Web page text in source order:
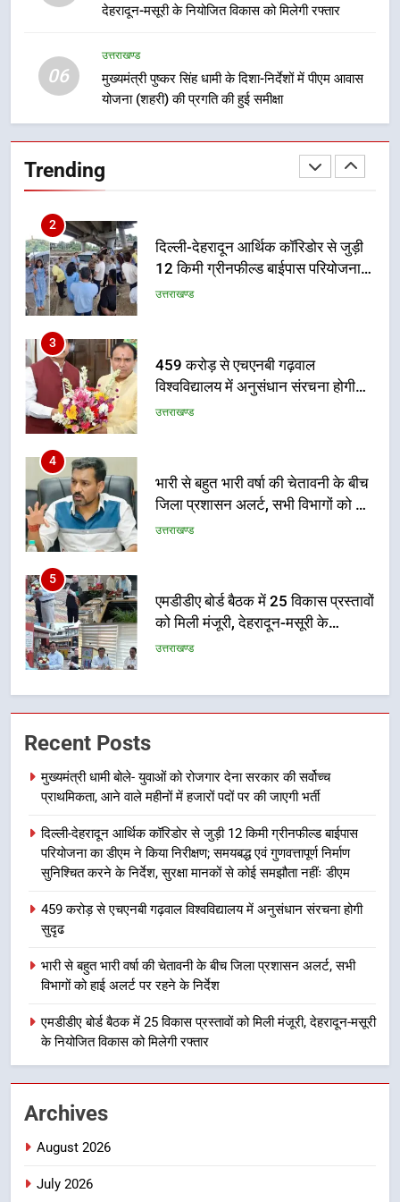
देहरादून-मसूरी के नियोजित विकास को मिलेगी रफ्तार
06
उत्तराखण्ड
मुख्यमंत्री पुष्कर सिंह धामी के दिशा-निर्देशों में पीएम आवास
योजना (शहरी) की प्रगति की हुई समीक्षा
Trending
उत्तराखण्ड
1
मुख्यमंत्री धामी बोले- युवाओं को रोजगार
देना सरकार की सर्वोच्च प्राथमिकता, आने
वाले महीनों में हजारों पदों पर की जाएगी
2
का डीएम ने किया निरीक्षण; समयबद्ध एवं
गुणवत्तापूर्ण निर्माण सुनिश्चित करने के
निर्देश, सुरक्षा मानकों से कोई समझौता
उत्तराखण्ड
3
सुदृढ
उत्तराखण्ड
4
अलर्ट पर रहने के निर्देश
उत्तराखण्ड
5
नियोजित विकास को मिलेगी रफ्तार
उत्तराखण्ड
6
में पीएम आवास योजना (शहरी) की प्रगति
की हुई समीक्षा
7
बैरागीवाला हत्याकांड के फरार चल रहे
गिरफ्तार
उत्तराखण्ड
भारी बारिश का अलर्ट! 6 अगस्त को
उत्तराखण्ड
मुख्यमंत्री धामी बोले- युवाओं को रोजगार
देना सरकार की सर्वोच्च प्राथमिकता, आने
2
Recent Posts
मुख्यमंत्री धामी बोले- युवाओं को रोजगार देना सरकार की सर्वोच्च
प्राथमिकता, आने वाले महीनों में हजारों पदों पर की जाएगी भर्ती
दिल्ली-देहरादून आर्थिक कॉरिडोर से जुड़ी 12 किमी ग्रीनफील्ड बाईपास
परियोजना का डीएम ने किया निरीक्षण; समयबद्ध एवं गुणवत्तापूर्ण निर्माण
सुनिश्चित करने के निर्देश, सुरक्षा मानकों से कोई समझौता नहींः डीएम
459 करोड़ से एचएनबी गढ़वाल विश्वविद्यालय में अनुसंधान संरचना होगी
सुदृढ
भारी से बहुत भारी वर्षा की चेतावनी के बीच जिला प्रशासन अलर्ट, सभी
विभागों को हाई अलर्ट पर रहने के निर्देश
एमडीडीए बोर्ड बैठक में 25 विकास प्रस्तावों को मिली मंजूरी, देहरादून-मसूरी
के नियोजित विकास को मिलेगी रफ्तार
Archives
August 2026
July 2026